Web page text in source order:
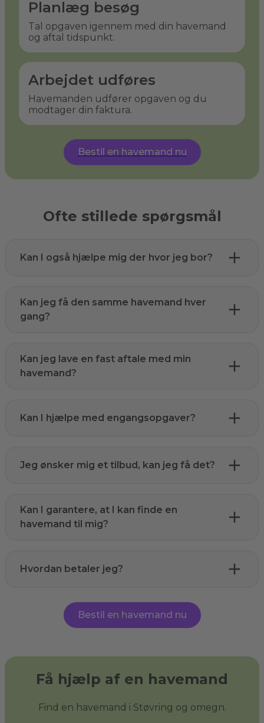
Planlæg besøg
Tal opgaven igennem med din havemand
og aftal tidspunkt.
Arbejdet udføres
Havemanden udfører opgaven og du
modtager din faktura.
Bestil en havemand nu
Ofte stillede spørgsmål
Kan I også hjælpe mig der hvor jeg bor?
Kan jeg få den samme havemand hver
gang?
Kan jeg lave en fast aftale med min
havemand?
Kan I hjælpe med engangsopgaver?
Jeg ønsker mig et tilbud, kan jeg få det?
Kan I garantere, at I kan finde en
havemand til mig?
Hvordan betaler jeg?
Bestil en havemand nu
Få hjælp af en havemand
Find en havemand i Støvring og omegn.